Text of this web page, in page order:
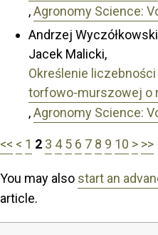
,Agronomy Science:
Andrzej
Jacek Malicki,
Określenie
torfowo-murszowej o
,Agronomy Science:
<< < 1 2 3 4 5 6 7 8 9 10 > >>
You may also start an
article.